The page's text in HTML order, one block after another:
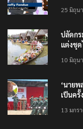
25 มิถุน
ปลัดกร
แต่งชุ
10 มิถุน
‘นายพ
เป็นค
13 มกร